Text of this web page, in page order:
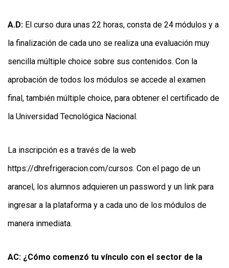
A.D: El curso dura unas 22 horas, consta de 24 módulos y a
la finalización de cada uno se realiza una evaluación muy
sencilla múltiple choice sobre sus contenidos. Con la
aprobación de todos los módulos se accede al examen
final, también múltiple choice, para obtener el certificado de
la Universidad Tecnológica Nacional.
La inscripción es a través de la web
https://dhrefrigeracion.com/cursos. Con el pago de un
arancel, los alumnos adquieren un password y un link para
ingresar a la plataforma y a cada uno de los módulos de
manera inmediata.
AC: ¿Cómo comenzó tu vínculo con el sector de la